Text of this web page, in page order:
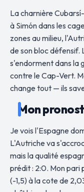
La charnière
à Simón dans les
zones au milieu,
de son bloc défensif.
s'endorment dans la
contre le Cap-Vert.
change tout — ils
Mon
Je vois l'Espagne
L'Autriche va
mais la qualité
prédit : 2:0. Mon pari
(-1,5) à la cote de